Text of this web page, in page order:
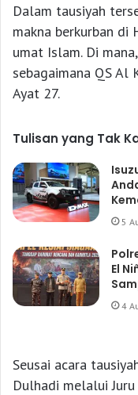
Dalam tausiyah
makna berkurban di
umat Islam. Di
sebagaimana QS Al
Ayat 27.
Tulisan yang Tak
5
El
4
Seusai acara
Dulhadi melalui